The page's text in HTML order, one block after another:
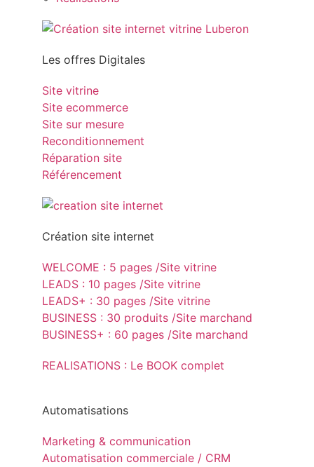
Les offres Digitales
Site vitrine
Site ecommerce
Site sur mesure
Reconditionnement
Réparation site
Référencement
Création site internet
WELCOME : 5 pages /Site vitrine
LEADS : 10 pages /Site vitrine
LEADS+ : 30 pages /Site vitrine
BUSINESS : 30 produits /Site marchand
BUSINESS+ : 60 pages /Site marchand
REALISATIONS : Le BOOK complet
Automatisations
Marketing & communication
Automatisation commerciale / CRM